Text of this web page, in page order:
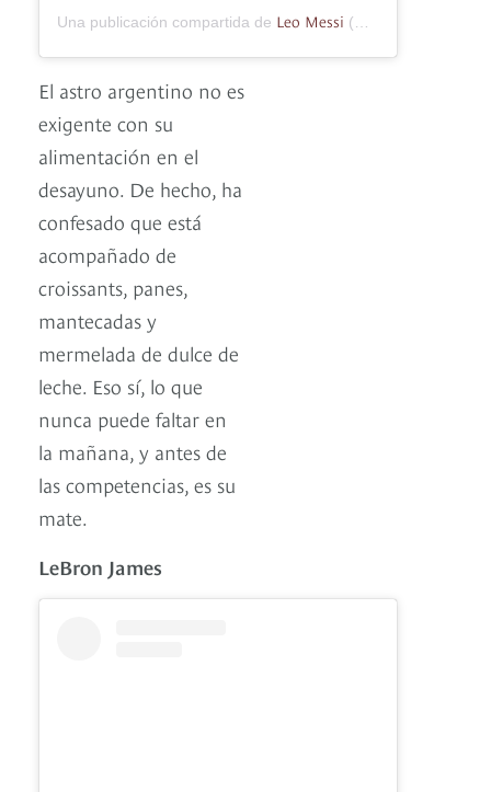
Una publicación compartida de Leo Messi (@leomessi) el
El astro argentino no es
exigente con su
alimentación en el
desayuno. De hecho, ha
confesado que está
acompañado de
croissants, panes,
mantecadas y
mermelada de dulce de
leche. Eso sí, lo que
nunca puede faltar en
la mañana, y antes de
las competencias, es su
mate.
LeBron James